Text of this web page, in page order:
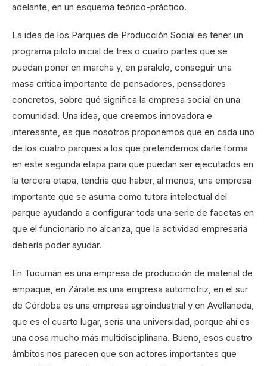
adelante, en un esquema teórico-práctico.
La idea de los Parques de Producción Social es tener un
programa piloto inicial de tres o cuatro partes que se
puedan poner en marcha y, en paralelo, conseguir una
masa crítica importante de pensadores, pensadores
concretos, sobre qué significa la empresa social en una
comunidad. Una idea, que creemos innovadora e
interesante, es que nosotros proponemos que en cada uno
de los cuatro parques a los que pretendemos darle forma
en este segunda etapa para que puedan ser ejecutados en
la tercera etapa, tendría que haber, al menos, una empresa
importante que se asuma como tutora intelectual del
parque ayudando a configurar toda una serie de facetas en
que el funcionario no alcanza, que la actividad empresaria
debería poder ayudar.
En Tucumán es una empresa de producción de material de
empaque, en Zárate es una empresa automotriz, en el sur
de Córdoba es una empresa agroindustrial y en Avellaneda,
que es el cuarto lugar, sería una universidad, porque ahí es
una cosa mucho más multidisciplinaria. Bueno, esos cuatro
ámbitos nos parecen que son actores importantes que